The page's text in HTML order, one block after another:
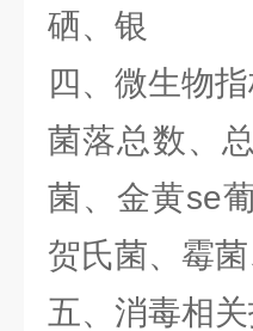
硒、银
四、微生物
菌落总数、
菌、金黄se
贺氏菌、霉
五、消毒相